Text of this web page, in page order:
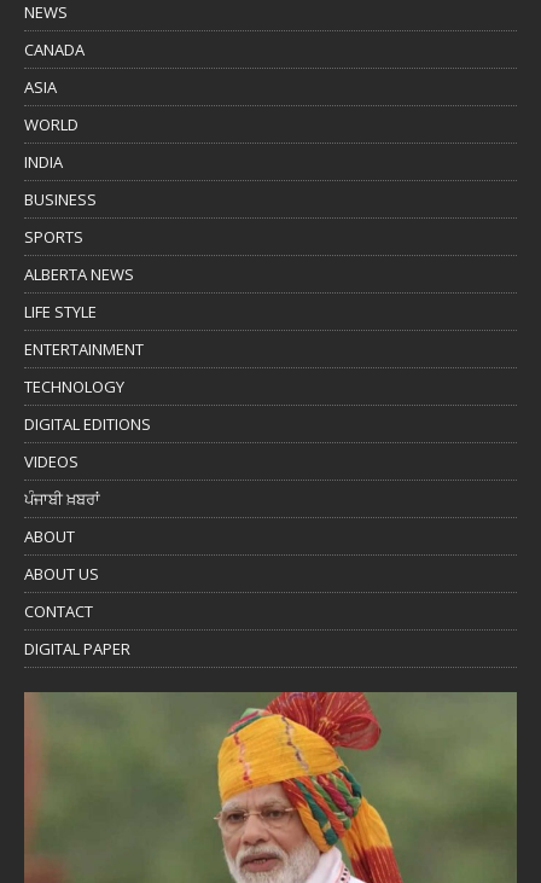
NEWS
CANADA
ASIA
WORLD
INDIA
BUSINESS
SPORTS
ALBERTA NEWS
LIFE STYLE
ENTERTAINMENT
TECHNOLOGY
DIGITAL EDITIONS
VIDEOS
ਪੰਜਾਬੀ ਖ਼ਬਰਾਂ
ABOUT
ABOUT US
CONTACT
DIGITAL PAPER